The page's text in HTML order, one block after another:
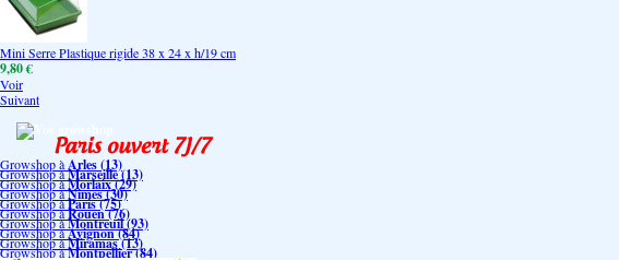
Mini Serre Plastique rigide 38 x 24 x h/19 cm
9,80 €
Voir
Suivant
Growshop àArles (13)
Growshop àMarseille (13)
Growshop àMorlaix (29)
Growshop àNimes (30)
Growshop àParis (75)
Growshop àRouen (76)
Growshop àMontreuil (93)
Growshop àAvignon (84)
Growshop àMiramas (13)
Growshop àMontpellier (84)